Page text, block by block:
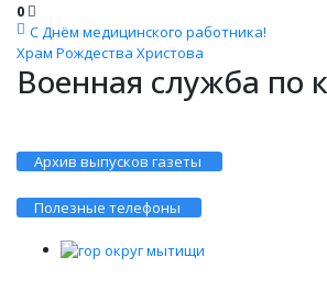
0
С Днём медицинского работника!
Храм Рождества Христова
Военная служба по
Архив выпусков газеты
Полезные телефоны